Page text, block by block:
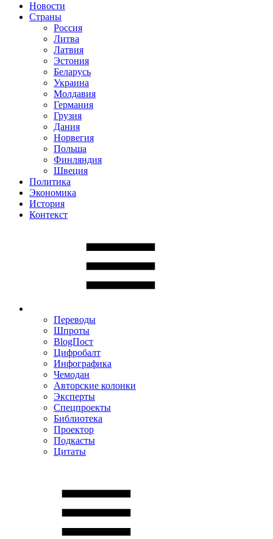
Новости
Страны
Россия
Литва
Латвия
Эстония
Беларусь
Украина
Молдавия
Германия
Грузия
Дания
Норвегия
Польша
Финляндия
Швеция
Политика
Экономика
История
Контекст
Переводы
Шпроты
BlogПост
Цифробалт
Инфографика
Чемодан
Авторские колонки
Эксперты
Спецпроекты
Библиотека
Проектор
Подкасты
Цитаты